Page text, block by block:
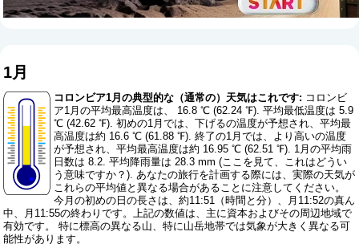
1月
コロンビア1月の典型的な（通常の）天気はこれです: コロンビ
ア1月の平均最高温度は、 16.8 ℃ (62.24 ℉). 平均最低温度は 5.9
℃ (42.62 ℉). 初めの1月では、下げるの温度が予想され、平均最
高温度は約 16.6 ℃ (61.88 ℉). 終了の1月では、より高いの温度
が予想され、平均最高温度は約 16.95 ℃ (62.51 ℉). 1月の平均雨
日数は 8.2. 平均降雨量は 28.3 mm (ここを見て、これはどうい
う意味ですか？). あなたの旅行を計画する際には、実際の天気が
これらの平均値と異なる場合があることに注意してください。
今月の初めの日の長さは、約11:51（時間と分）、月11:52の真ん
中、月11:55の終わりです。上記の数値は、主に資本およびその周辺地域で
有効です。 特に標高の異なる山、特に山岳地帯では気象が大きく異なる可
能性があります。